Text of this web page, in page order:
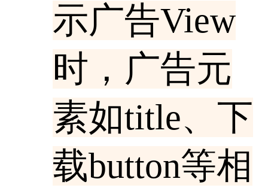
示广告View
时，广告元
素如title、下
载button等相